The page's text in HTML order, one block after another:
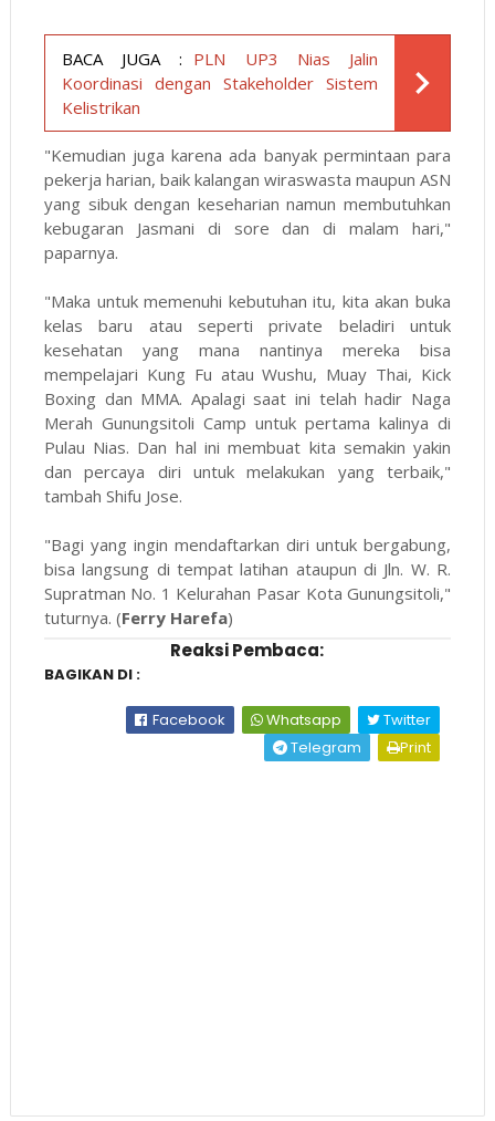
BACA JUGA : PLN UP3 Nias Jalin
Koordinasi dengan Stakeholder Sistem
Kelistrikan
"Kemudian juga karena ada banyak permintaan para
pekerja harian, baik kalangan wiraswasta maupun ASN
yang sibuk dengan keseharian namun membutuhkan
kebugaran Jasmani di sore dan di malam hari,"
paparnya.
"Maka untuk memenuhi kebutuhan itu, kita akan buka
kelas baru atau seperti private beladiri untuk
kesehatan yang mana nantinya mereka bisa
mempelajari Kung Fu atau Wushu, Muay Thai, Kick
Boxing dan MMA. Apalagi saat ini telah hadir Naga
Merah Gunungsitoli Camp untuk pertama kalinya di
Pulau Nias. Dan hal ini membuat kita semakin yakin
dan percaya diri untuk melakukan yang terbaik,"
tambah Shifu Jose.
"Bagi yang ingin mendaftarkan diri untuk bergabung,
bisa langsung di tempat latihan ataupun di Jln. W. R.
Supratman No. 1 Kelurahan Pasar Kota Gunungsitoli,"
tuturnya. (Ferry Harefa)
Reaksi Pembaca:
BAGIKAN DI :
Facebook Whatsapp
Twitter
Telegram
Print